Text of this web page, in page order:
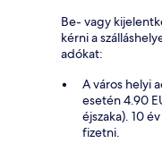
Be- vagy
kérni a
adókat:
A város helyi
esetén 4.90
éjszaka). 10
fizetni.